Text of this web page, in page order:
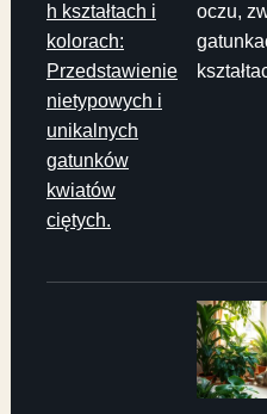
h kształtach i
kolorach:
Przedstawienie
nietypowych i
unikalnych
gatunków
kwiatów
ciętych.
oczu,